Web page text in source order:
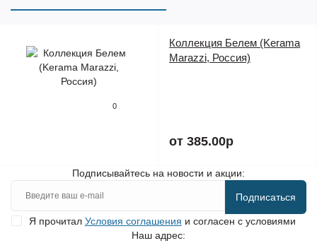
0
Коллекция Белем (Kerama
Marazzi, Россия)
от 385.00р
Подписывайтесь на новости и акции:
Подписаться
Я прочитал Условия соглашения и согласен с условиями
Наш адрес: